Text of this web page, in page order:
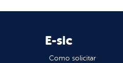
E-sic
Como solicitar